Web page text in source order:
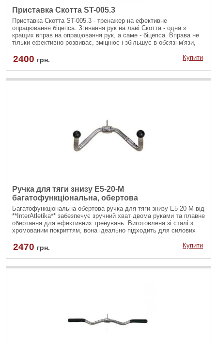
Приставка Скотта ST-005.3
Приставка Скотта ST-005.3 - тренажер на ефективне
опрацювання біцепса. Згинання рук на лаві Скотта - одна з
кращих вправ на опрацювання рук, а саме - біцепса. Вправа не
тільки ефективно розвиває, зміцнює і збільшує в обсязі м'язи,
2400 грн. Купити
Ручка для тяги знизу E5-20-M
багатофункціональна, обертова
Багатофункціональна обертова ручка для тяги знизу E5-20-M від
**InterAtletika** забезпечує зручний хват двома руками та плавне
обертання для ефективних тренувань. Виготовлена зі сталі з
хромованим покриттям, вона ідеально підходить для силових
2470 грн. Купити